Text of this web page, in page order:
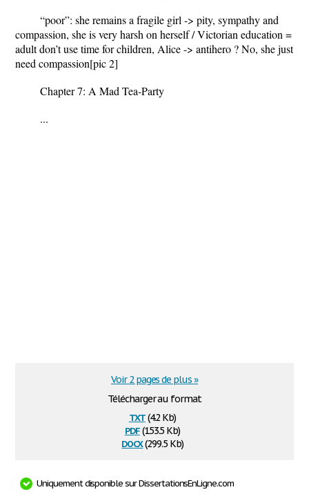
“poor”: she remains a fragile girl -> pity, sympathy and
compassion, she is very harsh on herself / Victorian education =
adult don’t use time for children, Alice -> antihero ? No, she just
need compassion[pic 2]
Chapter 7: A Mad Tea-Party
...
Télécharger au format
txt(4.2 Kb)
pdf(153.5 Kb)
docx(299.5 Kb)
Voir 2 pages de plus »
Uniquement disponible sur DissertationsEnLigne.com